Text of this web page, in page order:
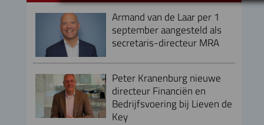
Armand van de Laar per 1
september aangesteld als
secretaris-directeur MRA
Peter Kranenburg nieuwe
directeur Financiën en
Bedrijfsvoering bij Lieven de
Key